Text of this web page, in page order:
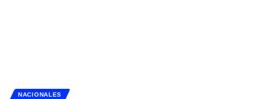
NACIONALES